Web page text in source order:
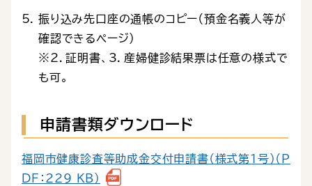
振り込み先口座の通帳のコピー（預金名義人等が
確認できるページ）
※2．証明書、3．産婦健診結果票は任意の様式で
も可。
申請書類ダウンロード
福岡市健康診査等助成金交付申請書（様式第1号）（P
DF：229 KB）